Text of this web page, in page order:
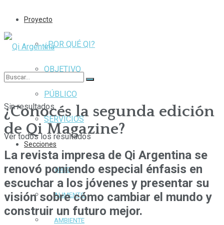
Proyecto
¿POR QUÉ QI?
OBJETIVO
PÚBLICO
SERVICIOS
Secciones
TODO
ALIMENTO
AMBIENTE
Sin resultados.
Ver todos los resultados
¿Conocés la segunda edición
de Qi Magazine?
La revista impresa de Qi Argentina se
renovó poniendo especial énfasis en
escuchar a los jóvenes y presentar su
visión sobre cómo cambiar el mundo y
construir un futuro mejor.